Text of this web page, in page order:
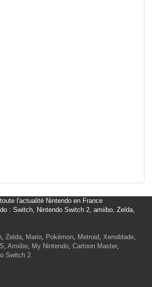
l'actualité Nintendo en France
: Switch, Nintendo Switch 2, amiibo, Zelda,
, Zelda, Mario, Pokémon, Metroid, Xenoblade,
, Amiibo, My Nintendo, Cartoon Master,
Switch 2